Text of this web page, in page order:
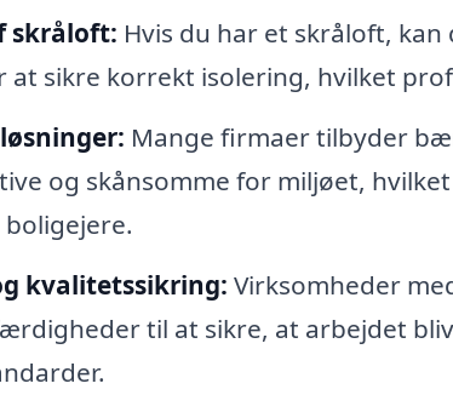
skråloft: Hvis du har et skråloft,
at sikre korrekt isolering, hvilket
Mange firmaer tilbyder
og skånsomme for miljøet,
kvalitetssikring: Virksomheder
til at sikre, at arbejdet